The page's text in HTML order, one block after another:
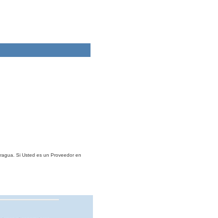
Si Usted es un Proveedor en